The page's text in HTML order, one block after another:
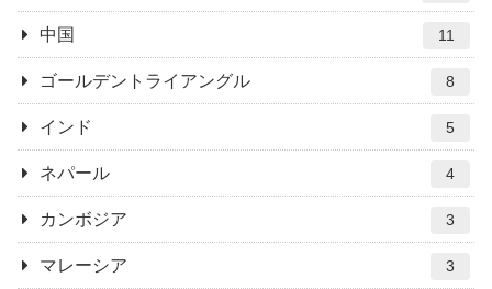
中国 11
ゴールデントライアングル 8
インド 5
ネパール 4
カンボジア 3
マレーシア 3